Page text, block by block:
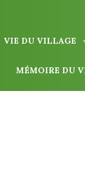
VIE DU VILLAGE
MÉMOIRE DU